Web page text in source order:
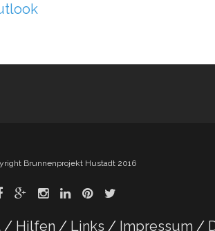
Brunnenprojekt Hustadt 2016
Hilfen Links Impressum